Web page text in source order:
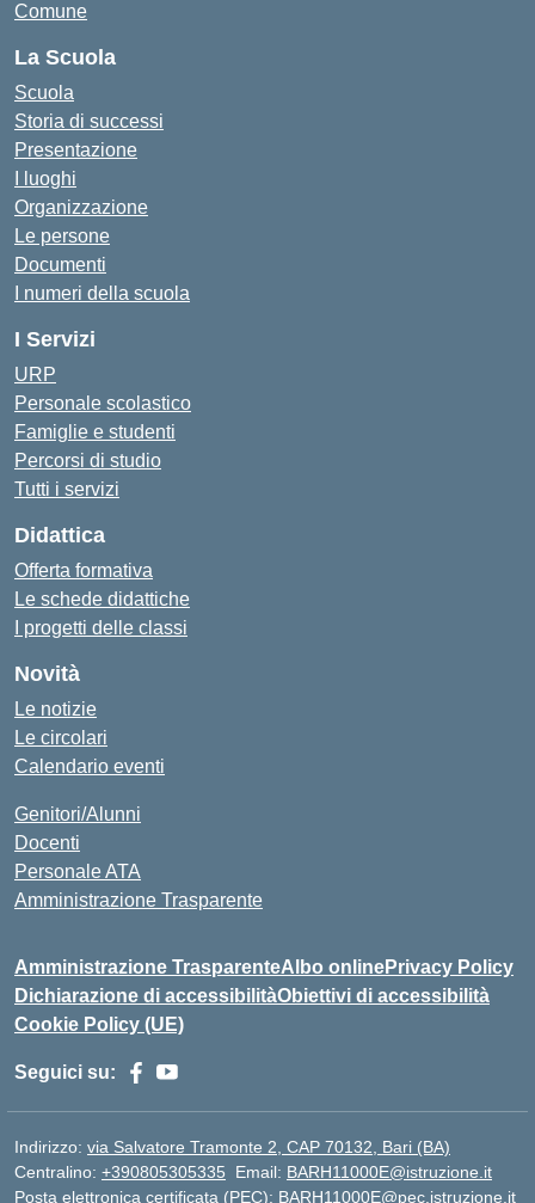
Comune
La Scuola
Scuola
Storia di successi
Presentazione
I luoghi
Organizzazione
Le persone
Documenti
I numeri della scuola
I Servizi
URP
Personale scolastico
Famiglie e studenti
Percorsi di studio
Tutti i servizi
Didattica
Offerta formativa
Le schede didattiche
I progetti delle classi
Novità
Le notizie
Le circolari
Calendario eventi
Genitori/Alunni
Docenti
Personale ATA
Amministrazione Trasparente
Amministrazione TrasparenteAlbo onlinePrivacy Policy
Dichiarazione di accessibilitàObiettivi di accessibilità
Cookie Policy (UE)
Seguici su:
Indirizzo: via Salvatore Tramonte 2, CAP 70132, Bari (BA)
Centralino: +390805305335 Email: BARH11000E@istruzione.it
Posta elettronica certificata (PEC): BARH11000E@pec.istruzione.it